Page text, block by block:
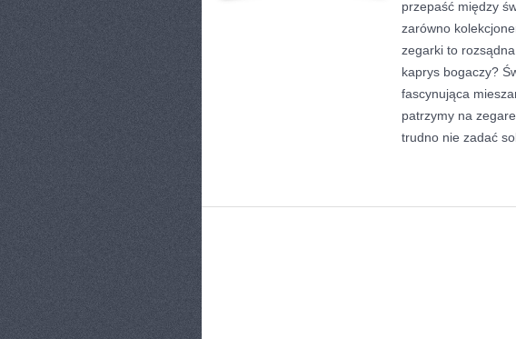
przepaść między
zarówno
zegarki to
kaprys bogaczy?
fascynująca
patrzymy na
trudno nie zadać